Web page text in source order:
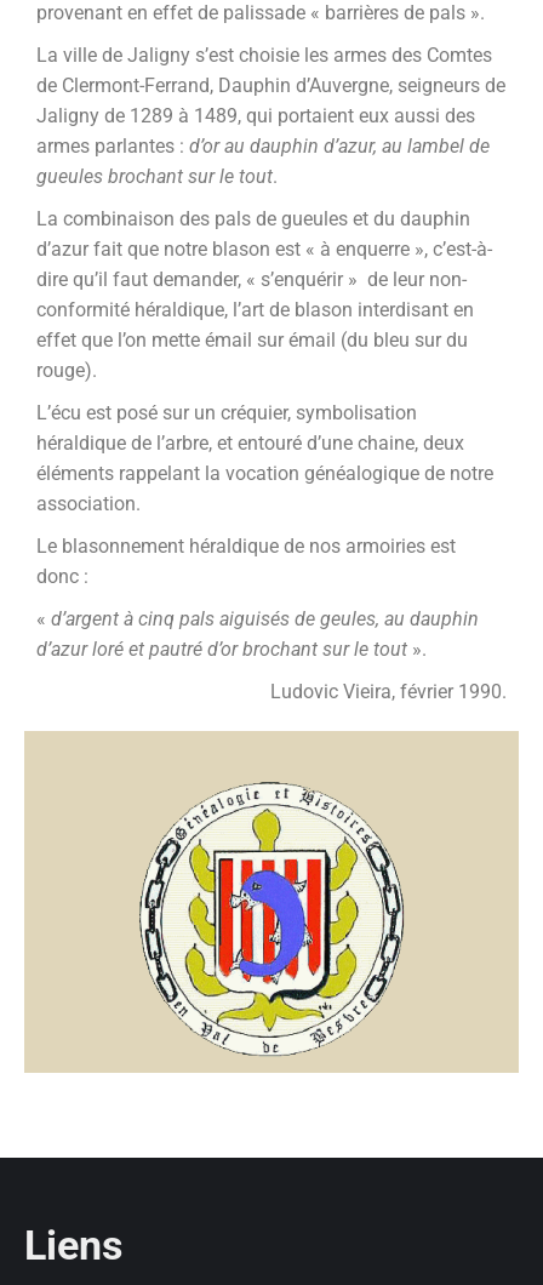
provenant en effet de palissade « barrières de pals ».
La ville de Jaligny s’est choisie les armes des Comtes
de Clermont-Ferrand, Dauphin d’Auvergne, seigneurs de
Jaligny de 1289 à 1489, qui portaient eux aussi des
armes parlantes : d’or au dauphin d’azur, au lambel de
gueules brochant sur le tout.
La combinaison des pals de gueules et du dauphin
d’azur fait que notre blason est « à enquerre », c’est-à-
dire qu’il faut demander, « s’enquérir » de leur non-
conformité héraldique, l’art de blason interdisant en
effet que l’on mette émail sur émail (du bleu sur du
rouge).
L’écu est posé sur un créquier, symbolisation
héraldique de l’arbre, et entouré d’une chaine, deux
éléments rappelant la vocation généalogique de notre
association.
Le blasonnement héraldique de nos armoiries est
donc :
« d’argent à cinq pals aiguisés de geules, au dauphin
d’azur loré et pautré d’or brochant sur le tout ».
Ludovic Vieira, février 1990.
Liens